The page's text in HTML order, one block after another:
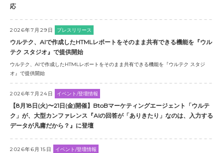
応
2026年7月29日 プレスリリース
ウルテク、AIで作成したHTMLレポートをそのまま共有できる機能を『ウル
テク スタジオ』で提供開始
ウルテク、AIで作成したHTMLレポートをそのまま共有できる機能を『ウルテク スタジ
オ』で提供開始
2026年7月24日 イベント/登壇情報
【8月18日(火)〜21日(金)開催】BtoBマーケティングエージェント「ウルテ
ク」が、大型カンファレンス『AIの回答が「ありきたり」なのは、入力する
データが凡庸だから？』に登壇
2026年6月15日 イベント/登壇情報